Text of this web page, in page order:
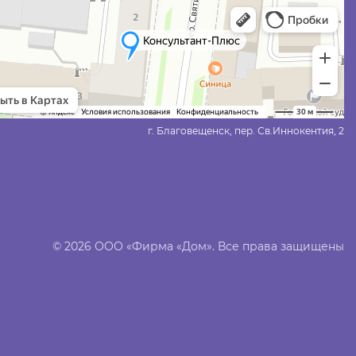
г. Благовещенск, пер. Св.Иннокентия, 2
© 2026 ООО «Фирма «Дом». Все права защищены